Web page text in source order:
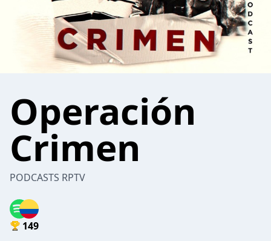
Operación
Crimen
PODCASTS RPTV
149